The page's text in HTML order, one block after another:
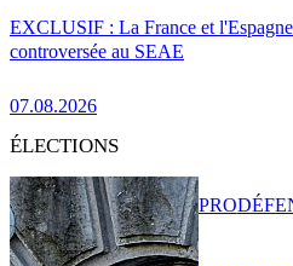
EXCLUSIF : La France et
controversée au SEAE
07.08.2026
ÉLECTIONS
PRO